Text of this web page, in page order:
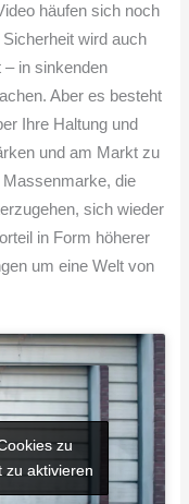
häufen sich noch
wird auch
in sinkenden
Aber es besteht
Ihre Haltung und
und am Markt zu
Massenmarke, die
sich wieder
in Form höherer
um eine Welt von
zu
zu aktivieren
zu
zu aktivieren